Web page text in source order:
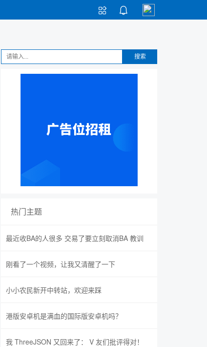


搜索
热门主题
最近收BA的人很多 交易了要立刻取消BA 教训
刚看了一个视频，让我又清醒了一下
小小农民新开中转站，欢迎来踩
港版安卓机是满血的国际版安卓机吗？
我 ThreeJSON 又回来了： V 友们批评得对！